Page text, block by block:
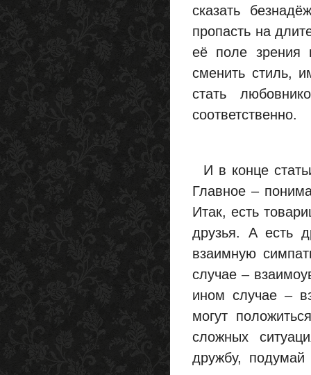
сказать
пропасть на
её поле зрения
сменить стиль,
стать
соответственно.
И в конце
Главное –
Итак, есть
друзья. А есть
взаимную
случае –
ином случае –
могут
сложных
дружбу,